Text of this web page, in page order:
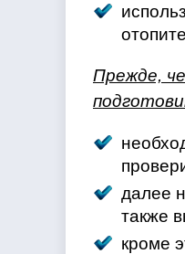
Прежде,
далее
также
кроме